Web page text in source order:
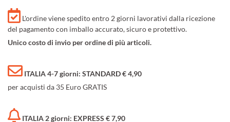
L'ordine viene spedito entro 2 giorni lavorativi dalla ricezione
del pagamento con imballo accurato, sicuro e protettivo.
Unico costo di invio per ordine di più articoli.
ITALIA 4-7 giorni: STANDARD € 4,90
per acquisti da 35 Euro GRATIS
ITALIA 2 giorni: EXPRESS € 7,90